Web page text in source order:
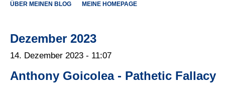
ÜBER MEINEN BLOG MEINE HOMEPAGE
Dezember 2023
14. Dezember 2023 - 11:07
Anthony Goicolea - Pathetic Fallacy